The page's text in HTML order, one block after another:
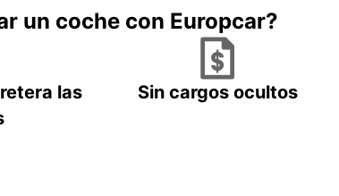
un coche con Europcar?
las
Sin cargos ocultos